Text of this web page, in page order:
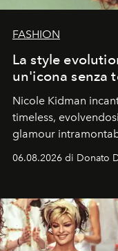
FASHION
La style
un'icona senza
Nicole Kidman
timeless,
glamour
06.08.2026 di Donato